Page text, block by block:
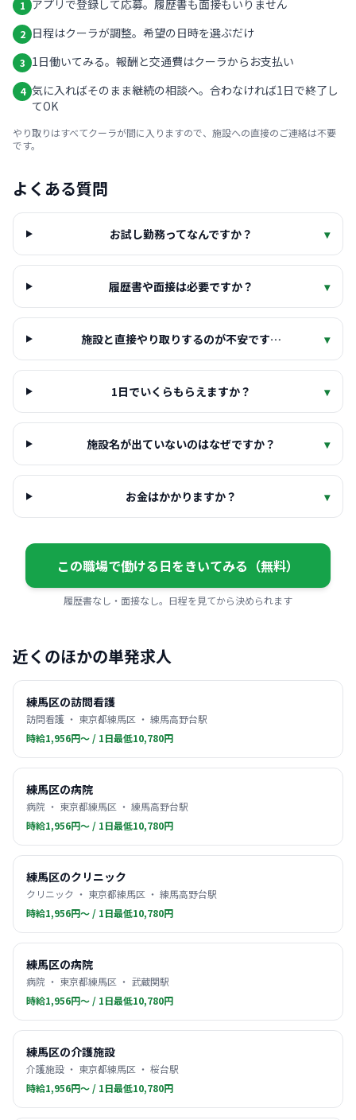
1 アプリで登録して応募。履歴書も面接もいりません
2 日程はクーラが調整。希望の日時を選ぶだけ
3 1日働いてみる。報酬と交通費はクーラからお支払い
4 気に入ればそのまま継続の相談へ。合わなければ1日で終了し
てOK
やり取りはすべてクーラが間に入りますので、施設への直接のご連絡は不要
です。
よくある質問
お試し勤務ってなんですか？ ▾
履歴書や面接は必要ですか？ ▾
施設と直接やり取りするのが不安です… ▾
1日でいくらもらえますか？ ▾
施設名が出ていないのはなぜですか？ ▾
お金はかかりますか？ ▾
この職場で働ける日をきいてみる（無料）
履歴書なし・面接なし。日程を見てから決められます
近くのほかの単発求人
練馬区の訪問看護
訪問看護 ・ 東京都練馬区 ・ 練馬高野台駅
時給1,956円〜 / 1日最低10,780円
練馬区の病院
病院 ・ 東京都練馬区 ・ 練馬高野台駅
時給1,956円〜 / 1日最低10,780円
練馬区のクリニック
クリニック ・ 東京都練馬区 ・ 練馬高野台駅
時給1,956円〜 / 1日最低10,780円
練馬区の病院
病院 ・ 東京都練馬区 ・ 武蔵関駅
時給1,956円〜 / 1日最低10,780円
練馬区の介護施設
介護施設 ・ 東京都練馬区 ・ 桜台駅
時給1,956円〜 / 1日最低10,780円